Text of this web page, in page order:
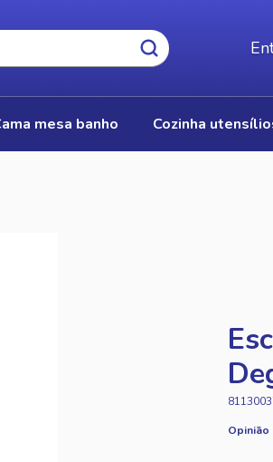
cama mesa banho cozinha
Opinião